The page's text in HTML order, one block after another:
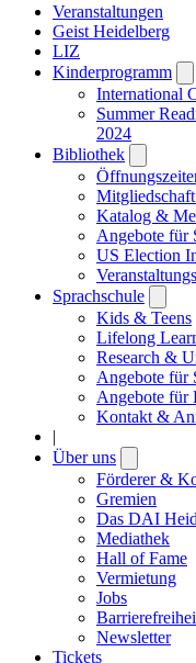
Veranstaltungen
Geist Heidelberg
LIZ
Kinderprogramm
International
Summer
2024
Bibliothek
submenu
Katalog &
Angebote für
US Election
Sprachschule
Kids & Teens
Lifelong
Research &
Angebote für
Angebote für
Kontakt &
|
Über uns
submenu
Förderer &
Gremien
Das DAI
Mediathek
Hall of Fame
Vermietung
Jobs
Newsletter
Tickets